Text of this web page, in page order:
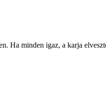
Ha minden igaz, a karja